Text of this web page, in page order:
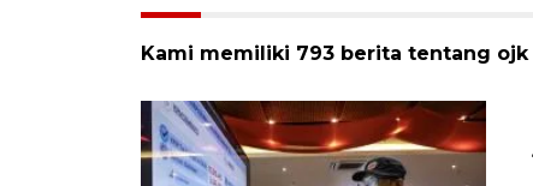
Kami memiliki 793 berita tentang ojk